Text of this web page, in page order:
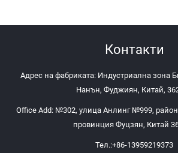
Контакти
Адрес на фабриката: Индустриална зона
Нанън, Фуджиян, Китай,
Office Add: №302, улица Анлинг №999,
провинция Фуцзян, Китай
Тел.:+86-13959219373